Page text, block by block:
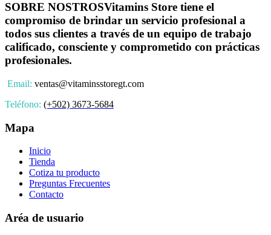
SOBRE NOSTROSVitamins Store tiene el
compromiso de brindar un servicio profesional a
todos sus clientes a través de un equipo de trabajo
calificado, consciente y comprometido con prácticas
profesionales.
Email: ventas@vitaminsstoregt.com
Teléfono: (+502) 3673-5684
Mapa
Inicio
Tienda
Cotiza tu producto
Preguntas Frecuentes
Contacto
Aréa de usuario